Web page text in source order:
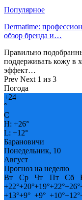
Популярное
Dermatime:
обзор бренда и…
Правильно
поддерживать кожу в
эффект…
Prev Next 1 из 3
Погода
+24
°
C
H: +26°
L: +12°
Барановичи
Понедельник, 10
Август
Прогноз на неделю
Вт
Ср Чт Пт Сб
+22°+20°+19°+22°+26°
+13°+9° +9° +10°+12°